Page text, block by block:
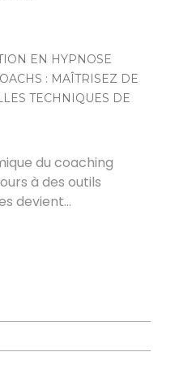
EN HYPNOSE
: MAÎTRISEZ DE
TECHNIQUES DE
du coaching
à des outils
devient…